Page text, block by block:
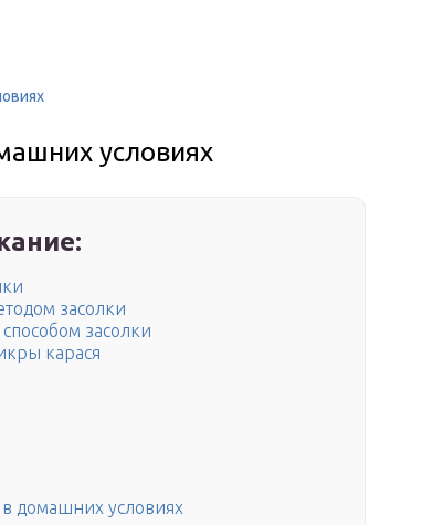
условиях
засолки
засолки
карася
домашних условиях